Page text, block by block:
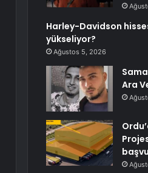
Harley-Davidson
yükseliyor?
Ağustos 5, 2026
Ara